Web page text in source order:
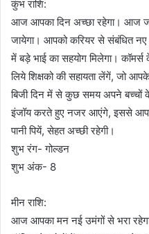
कुंभ राशि:
आज आपका दिन अच्छा रहेगा। आज
जायेगा। आपको करियर से संबंधित
में बड़े भाई का सहयोग मिलेगा।
लिये शिक्षको की सहायता लेंगें, जो
बिजी दिन में से कुछ समय अपने
इंजॉय करते हुए नजर आएंगे, इससे आपको
पानी पियें, सेहत अच्छी रहेगी।
शुभ रंग- गोल्डन
शुभ अंक- 8
मीन राशि:
आज आपका मन नई उमंगों से भरा